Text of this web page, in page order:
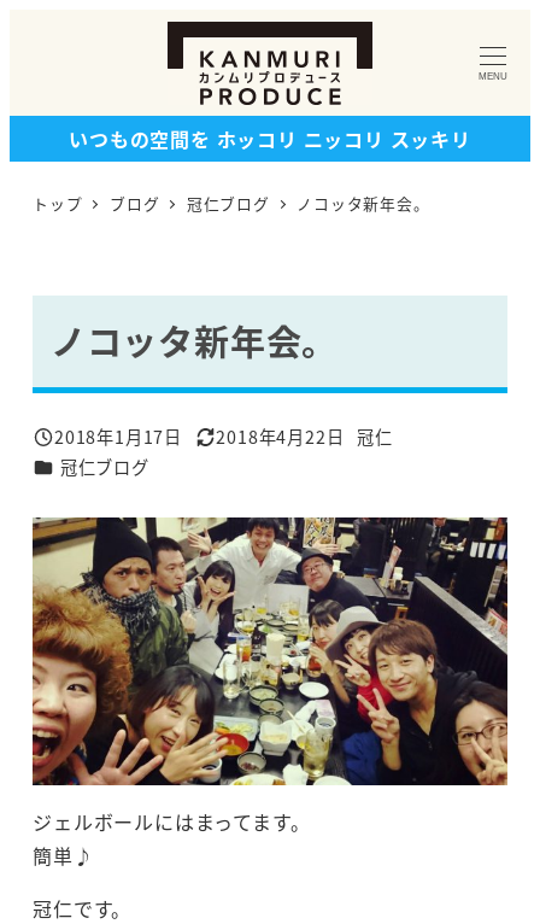
ン
MENU
いつもの空間を ホッコリ ニッコリ スッキリ
トップ ブログ 冠仁ブログ ノコッタ新年会。
ノコッタ新年会。
投稿日
2018年1月17日
更新日
2018年4月22日
著
冠仁
カテゴリー
冠仁ブログ
ジェルボールにはまってます。
簡単♪
冠仁です。